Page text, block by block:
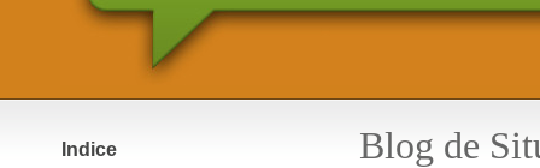
Indice Blog de